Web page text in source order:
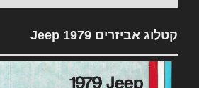
קטלוג אביזרים 1979 Jeep